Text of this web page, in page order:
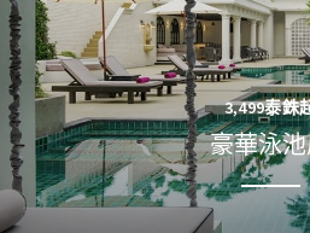
3,499泰銖
豪華泳